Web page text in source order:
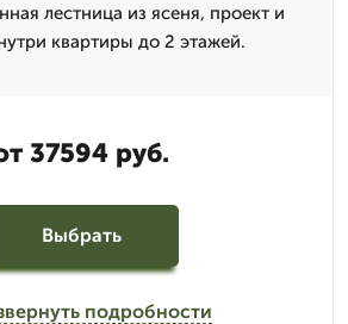
лестница из ясеня, проект и
квартиры до 2 этажей.
37594 руб.
Выбрать
подробности